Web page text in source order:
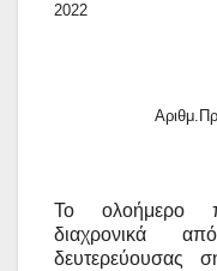
όλους τους
Το ολοήμερο
διαχρονικά
δευτερεύουσας